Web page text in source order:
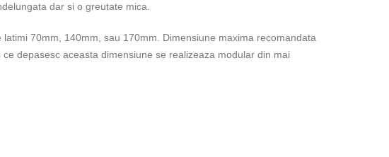
dar si o greutate mica.
70mm, 140mm, sau 170mm. Dimensiune maxima recomandata
ce depasesc aceasta dimensiune se realizeaza modular din mai